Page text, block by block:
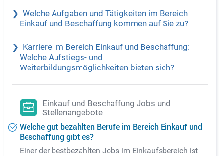
Welche Aufgaben und Tätigkeiten im Bereich
Einkauf und Beschaffung kommen auf Sie zu?
Karriere im Bereich Einkauf und Beschaffung:
Welche Aufstiegs- und
Weiterbildungsmöglichkeiten bieten sich?
Einkauf und Beschaffung Jobs und
Stellenangebote
Welche gut bezahlten Berufe im Bereich Einkauf und
Beschaffung gibt es?
Einer der bestbezahlten Jobs im Einkaufsbereich ist